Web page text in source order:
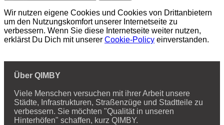
Wir nutzen eigene Cookies und Cookies von Drittanbietern
um den Nutzungskomfort unserer Internetseite zu
verbessern. Wenn Sie diese Internetseite weiter nutzen,
erklärst Du Dich mit unserer Cookie-Policy einverstanden.
Über QIMBY
Viele Menschen versuchen mit ihrer Arbeit unsere
Städte, Infrastrukturen, Straßenzüge und Stadtteile zu
verbessern. Sie möchten "Qualität in unseren
Hinterhöfen" schaffen, kurz QIMBY.